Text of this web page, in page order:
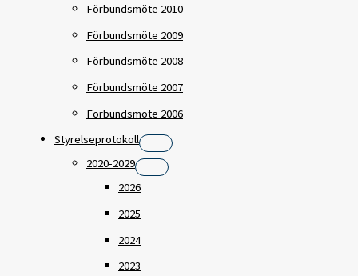
Förbundsmöte 2010
Förbundsmöte 2009
Förbundsmöte 2008
Förbundsmöte 2007
Förbundsmöte 2006
Styrelseprotokoll
2020-2029
2026
2025
2024
2023